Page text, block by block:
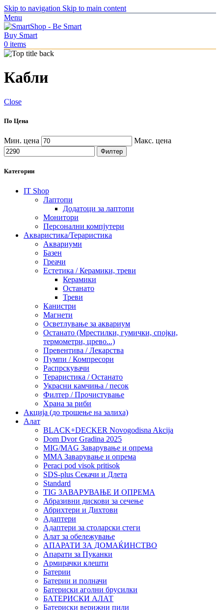
Skip to navigation Skip to main content
Menu
0 items
Кабли
Close
По Цена
Мин. цена Макс. цена
Филтер
Категории
IT Shop
Лаптопи
Додатоци за лаптопи
Монитори
Персонални компјутери
Акваристика/Тераристика
Аквариуми
Базен
Греачи
Естетика / Керамики, треви
Керамики
Останато
Треви
Канистри
Магнети
Осветлување за аквариум
Останато (Мрестилки, гумички, спојки,
термометри, црево...)
Превентива / Лекарства
Пумпи / Компресори
Распрскувачи
Тераристика / Останато
Украсни камчиња / песок
Филтер / Прочистување
Храна за риби
Акција (до трошење на залиха)
Алат
BLACK+DECKER Novogodisna Akcija
Dom Dvor Gradina 2025
MIG/MAG Заварување и опрема
MMA Заварување и опрема
Peraci pod visok pritisok
SDS-plus Секачи и Длета
Standard
TIG ЗАВАРУВАЊЕ И ОПРЕМА
Абразивни дискови за сечење
Абрихтери и Дихтови
Адаптери
Адаптери за столарски стеги
Алат за обележување
АПАРАТИ ЗА ДОМАЌИНСТВО
Апарати за Пуканки
Армирачки клешти
Батерии
Батерии и полначи
Батериски аголни брусилки
БАТЕРИСКИ АЛАТ
Батериски верижни пили